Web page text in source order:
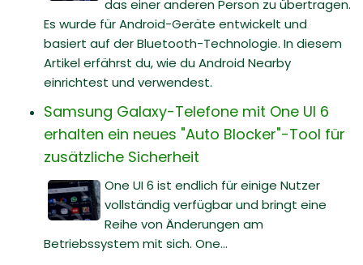
das einer anderen Person zu übertragen.
Es wurde für Android-Geräte entwickelt und
basiert auf der Bluetooth-Technologie. In diesem
Artikel erfährst du, wie du Android Nearby
einrichtest und verwendest.
Samsung Galaxy-Telefone mit One UI 6
erhalten ein neues "Auto Blocker"-Tool für
zusätzliche Sicherheit
One UI 6 ist endlich für einige Nutzer
vollständig verfügbar und bringt eine
Reihe von Änderungen am
Betriebssystem mit sich. One...